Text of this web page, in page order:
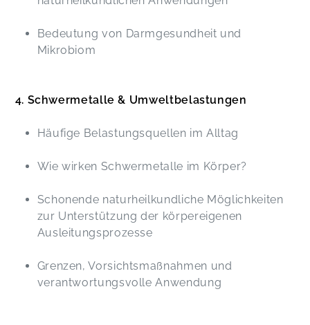
Bedeutung von Darmgesundheit und
Mikrobiom
4. Schwermetalle & Umweltbelastungen
Häufige Belastungsquellen im Alltag
Wie wirken Schwermetalle im Körper?
Schonende naturheilkundliche Möglichkeiten
zur Unterstützung der körpereigenen
Ausleitungsprozesse
Grenzen, Vorsichtsmaßnahmen und
verantwortungsvolle Anwendung